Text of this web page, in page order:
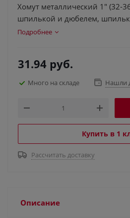
Хомут металлический 1" (32-
шпилькой и дюбелем,
Подробнее
31.94 руб.
Много на складе Нашли
Купить в 1
Рассчитать доставку
Описание